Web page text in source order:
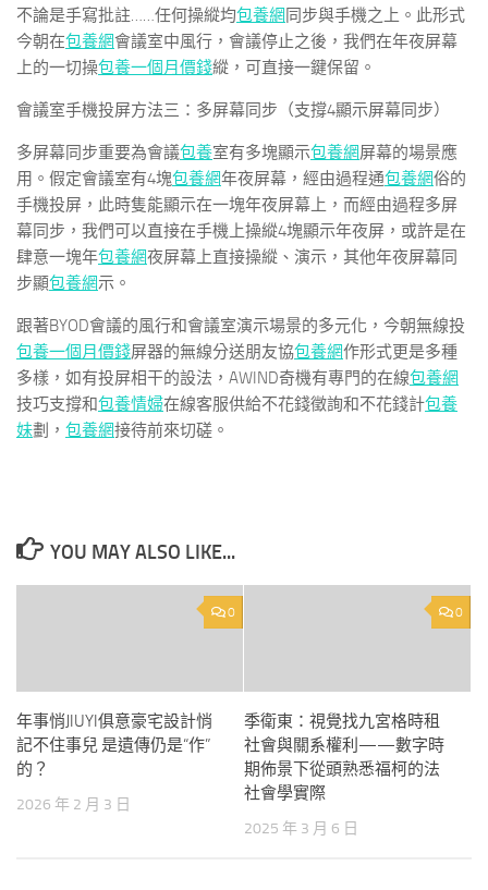
不論是手寫批註……任何操縱均包養網 同步與手機之上。此形式
今朝在包養網會議室中風行，會議停止之後，我們在年夜屏幕
上的一切操包養一個月價錢縱，可直接一鍵保留。
會議室手機投屏方法三：多屏幕同步（支撐4顯示屏幕同步）
多屏幕同步重要為會議包養室有多塊顯示包養網屏幕的場景應
用。假定會議室有4塊包養網年夜屏幕，經由過程通包養網俗的
手機投屏，此時隻能顯示在一塊年夜屏幕上，而經由過程多屏
幕同步，我們可以直接在手機上操縱4塊顯示年夜屏，或許是在
肆意一塊年包養網夜屏幕上直接操縱、演示，其他年夜屏幕同
步顯包養網示。
跟著BYOD會議的風行和會議室演示場景的多元化，今朝無線投
包養一個月價錢屏器的無線分送朋友協包養網作形式更是多種
多樣，如有投屏相干的設法，AWIND奇機有專門的在線包養網
技巧支撐和包養情婦在線客服供給不花錢徵詢和不花錢計包養
妹劃， 包養網接待前來切磋。
YOU MAY ALSO LIKE...
0
年事悄JIUYI俱意豪宅設計悄
記不住事兒 是遺傳仍是“作”
的？
2026 年 2 月 3 日
0
季衛東：視覺找九宮格時租
社會與關系權利——數字時
期佈景下從頭熟悉福柯的法
社會學實際
2025 年 3 月 6 日